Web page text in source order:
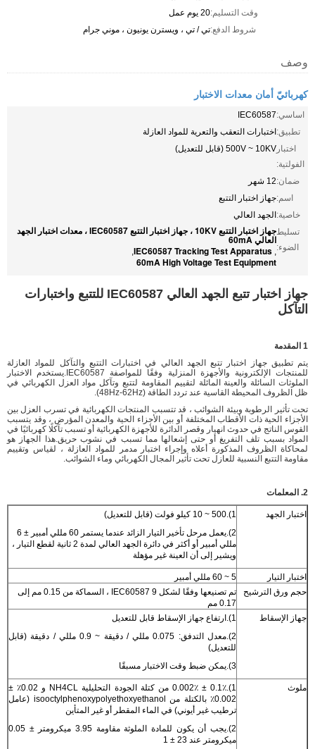
وقت التسليم:20 يوم عمل
شروط الدفع:تي / تي ، ويسترن يونيون ، موني جرام
وصف
كهربائيّ أمان معدات الاختبار
اساسي:IEC60587
تطبيق:اختبارات التعقب والتعرية للمواد العازلة
اختبار
الفولتية:
500V ~ 10KV (قابل للتعديل)
ضمان:12 شهر
اسم:جهاز اختبار التتبع
خاصية:الجهد العالي
تسليط
الضوء:
جهاز اختبار التتبع 10KV ، جهاز اختبار التتبع IEC60587 ، معدات اختبار الجهد
العالي 60mA
,
IEC60587 Tracking Test Apparatus
,
60mA High Voltage Test Equipment
جهاز اختبار تتبع الجهد العالي IEC60587 للتتبع واختبارات
التآكل
1 المقدمة
يتم تطبيق جهاز اختبار تتبع الجهد العالي في اختبارات التتبع والتآكل للمواد العازلة
للمنتجات الإلكترونية والأجهزة المنزلية وفقًا للمواصفة IEC60587.يستخدم الاختبار
الملوثات السائلة والعينة المائلة لتقييم المقاومة لتتبع وتآكل مواد العزل الكهربائي في
ظل الظروف المحيطة القاسية عند تردد الطاقة (48Hz-62Hz).
تحت تأثير الرطوبة وبيئة الشوائب ، قد تتسبب المنتجات الكهربائية في تسرب العزل بين
الأجزاء الحية ذات الأقطاب المختلفة أو بين الأجزاء الحية والمعدن المؤرض ، وقد يتسبب
القوس الناتج في حدوث انهيار وقصر الدائرة للأجهزة الكهربائية أو تسبب تآكلًا كهربائيًا في
المواد بسبب تلف التفريغ أو حتى إشعالها مما تسبب في نشوب حريق.هذا الجهاز هو
لمحاكاة الظروف المذكورة أعلاه وإجراء اختبار مدمر للمواد العازلة ، لقياس وتقييم
مقاومة التتبع النسبية للعازل تحت تأثير المجال الكهربائي وماء الشوائب.
2. المعلمات
اختبار الجهد
1).500 ~ 10 كيلو فولت (قابل للتعديل)
2).يعمل مرحل تأخير التيار الزائد عندما يستمر 60 مللي أمبير ± 6
مللي أمبير أو أكثر في دائرة الجهد العالي لمدة 2 ثانية لقطع التيار ،
ويشير إلى أن العينة غير مؤهلة
اختبار التيار
5 ~ 60 مللي أمبير
حجم ورق الترشيح
تم تصنيعها وفقًا لشكل IEC60587 9 ، السماكة من 0.15 مم إلى
0.17 مم
جهاز الإسقاط
1).ارتفاع جهاز الإسقاط قابل للتعديل
2).معدل التدفق: 0.075 مللي / دقيقة ~ 0.9 مللي / دقيقة (قابل
للتعديل)
3).يمكن ضبط وقت الاختبار مسبقًا
ملوث
1).0.1٪ ± 0.002٪ من كتلة الجودة التحليلية NH4CL و 0.02٪ ±
0.002٪ بالكتلة من isooctylphenoxypolyethoxyethanol (عامل
ترطيب غير أيوني) في الماء المقطر أو غير المتأين
2).يجب أن يكون للمادة الملوثة مقاومة 3.95 ميكرومتر ± 0.05
ميكرومتر عند 23 ± 1